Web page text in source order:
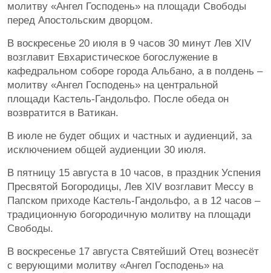
молитву «Ангел Господень» на площади Свободы
перед Апостольским дворцом.
В воскресенье 20 июля в 9 часов 30 минут Лев XIV
возглавит Евхаристическое богослужение в
кафедральном соборе города Альбано, а в полдень –
молитву «Ангел Господень» на центральной
площади Кастель-Гандольфо. После обеда он
возвратится в Ватикан.
В июле не будет общих и частных и аудиенций, за
исключением общей аудиенции 30 июля.
В пятницу 15 августа в 10 часов, в праздник Успения
Пресвятой Богородицы, Лев XIV возглавит Мессу в
Папском приходе Кастель-Гандольфо, а в 12 часов –
традиционную богородичную молитву на площади
Свободы.
В воскресенье 17 августа Святейший Отец вознесёт
с верующими молитву «Ангел Господень» на